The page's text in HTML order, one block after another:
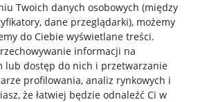
Twoich danych osobowych (między
dane przeglądarki), możemy
do Ciebie wyświetlane treści.
informacji na
lub dostęp do nich i przetwarzanie
profilowania, analiz rynkowych i
że łatwiej będzie odnaleźć Ci w